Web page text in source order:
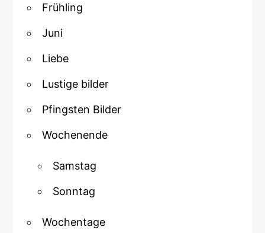
Frühling
Juni
Liebe
Lustige bilder
Pfingsten Bilder
Wochenende
Samstag
Sonntag
Wochentage